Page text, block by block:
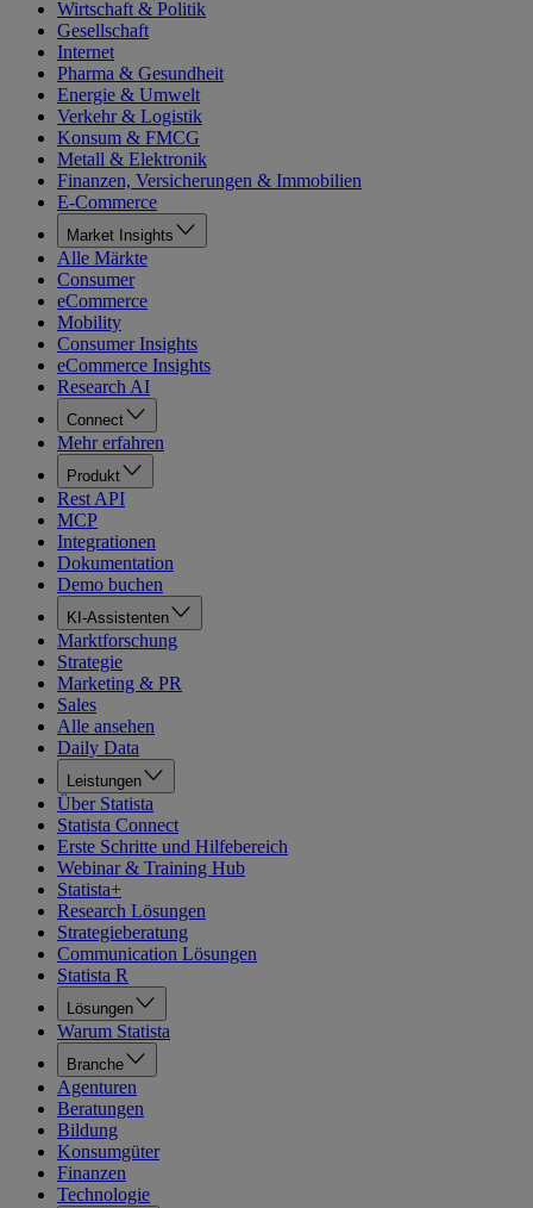
Wirtschaft & Politik
Gesellschaft
Internet
Pharma & Gesundheit
Energie & Umwelt
Verkehr & Logistik
Konsum & FMCG
Metall & Elektronik
Finanzen, Versicherungen & Immobilien
E-Commerce
Market Insights
Alle Märkte
Consumer
eCommerce
Mobility
Consumer Insights
eCommerce Insights
Research AI
Connect
Mehr erfahren
Produkt
Rest API
MCP
Integrationen
Dokumentation
Demo buchen
KI-Assistenten
Marktforschung
Strategie
Marketing & PR
Sales
Alle ansehen
Daily Data
Leistungen
Über Statista
Statista Connect
Erste Schritte und Hilfebereich
Webinar & Training Hub
Statista+
Research Lösungen
Strategieberatung
Communication Lösungen
Statista R
Lösungen
Warum Statista
Branche
Agenturen
Beratungen
Bildung
Konsumgüter
Finanzen
Technologie